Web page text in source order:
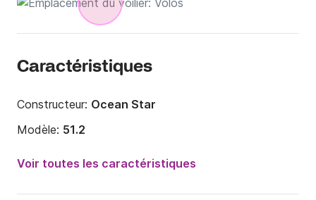
Caractéristiques
Constructeur: Ocean Star
Modèle: 51.2
Année:
Voir toutes les caractéristiques